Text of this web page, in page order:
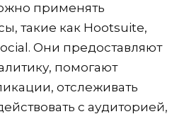
применять
такие как Hootsuite,
Они предоставляют
помогают
отслеживать
с аудиторией,